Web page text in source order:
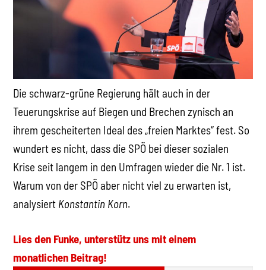
Die schwarz-grüne Regierung hält auch in der
Teuerungskrise auf Biegen und Brechen zynisch an
ihrem gescheiterten Ideal des „freien Marktes“ fest. So
wundert es nicht, dass die SPÖ bei dieser sozialen
Krise seit langem in den Umfragen wieder die Nr. 1 ist.
Warum von der SPÖ aber nicht viel zu erwarten ist,
analysiert Konstantin Korn.
Lies den Funke, unterstütz uns mit einem
monatlichen Beitrag!